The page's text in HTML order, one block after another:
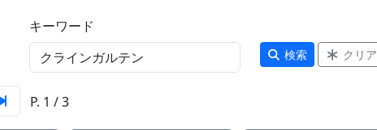
キーワード
検索 クリア
P. 1 / 3